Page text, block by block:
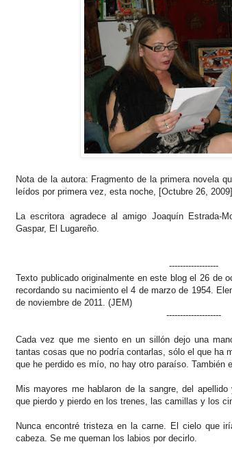
Nota de la autora: Fragmento de la primera novela
leídos por primera vez, esta noche, [Octubre 26,
La escritora agradece al amigo Joaquín Estrada-
Gaspar, El Lugareño.
------------------
Texto publicado originalmente en este blog el 26 de
recordando su nacimiento el 4 de marzo de 1954.
de noviembre de 2011. (JEM)
--------------------
Cada vez que me siento en un sillón dejo una
tantas cosas que no podría contarlas, sólo el que ha
que he perdido es mío, no hay otro paraíso. También
Mis mayores me hablaron de la sangre, del
que pierdo y pierdo en los trenes, las camillas y los
Nunca encontré tristeza en la carne. El cielo que
cabeza. Se me queman los labios por decirlo.